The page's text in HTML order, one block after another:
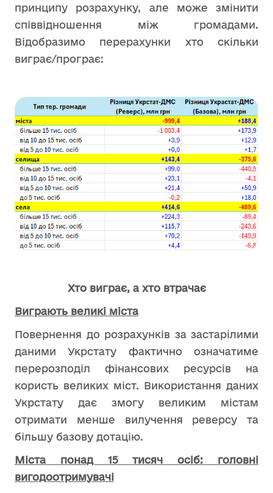
принципу розрахунку, але може змінити
співвідношення між громадами.
Відобразимо перерахунки хто скільки
виграє/програє:
Хто виграє, а хто втрачає
Виграють великі міста
Повернення до розрахунків за застарілими
даними Укрстату фактично означатиме
перерозподіл фінансових ресурсів на
користь великих міст. Використання даних
Укрстату дає змогу великим містам
отримати менше вилучення реверсу та
більшу базову дотацію.
Міста понад 15 тисяч осіб: головні
вигодоотримувачі